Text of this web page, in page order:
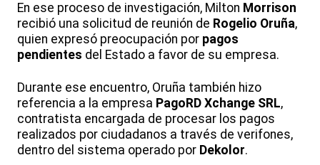
En ese proceso de investigación, Milton Morrison
recibió una solicitud de reunión de Rogelio Oruña,
quien expresó preocupación por pagos
pendientes del Estado a favor de su empresa.
Durante ese encuentro, Oruña también hizo
referencia a la empresa PagoRD Xchange SRL,
contratista encargada de procesar los pagos
realizados por ciudadanos a través de verifones,
dentro del sistema operado por Dekolor.